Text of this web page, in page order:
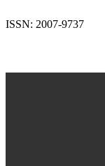
ISSN: 2007-9737